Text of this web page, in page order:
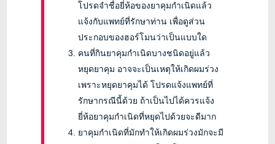
โปรดจำชื่อยี่ห้อของยาคุมกำเนิดแล้ว
แจ้งกับแพทย์ที่รักษาท่าน เพื่อดูส่วน
ประกอบของฮอร์โมนว่าเป็นแบบใด
คนที่กินยาคุมกำเนิดบางชนิดอยู่แล้ว
หยุดยาคุม อาจจะเป็นเหตุให้เกิดผมร่วง
เพราะหยุดยาคุมได้ โปรดแจ้งแพทย์ที่
รักษากรณีนี้ด้วย ถ้าเป็นไปได้ควรแจ้ง
ยี่ห้อยาคุมกำเนิดที่หยุดไปด้วยจะดีมาก
ยาคุมกำเนิดที่มักทำให้เกิดผมร่วงมักจะมี